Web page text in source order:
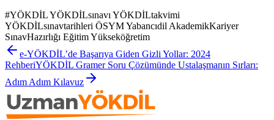
#YÖKDİL YÖKDİLsınavı YÖKDİLtakvimi
YÖKDİLsınavtarihleri ÖSYM Yabancıdil AkademikKariyer
SınavHazırlığı Eğitim Yükseköğretim
e-YÖKDİL’de Başarıya Giden Gizli Yollar: 2024
RehberiYÖKDİL Gramer Soru Çözümünde Ustalaşmanın Sırları:
Adım Adım Kılavuz